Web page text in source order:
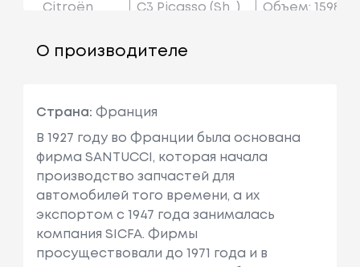
Citroën C3 Picasso (sh_)
Объем: 1598
Ость: 95 Л.с.
/ 70 КВт.
Citroën
О производителе
Страна: Франция
В 1927 году во Франции была основана
фирма SANTUCCI, которая начала
производство запчастей для
автомобилей того времени, а их
экспортом с 1947 года занималась
компания SICFA. Фирмы
просуществовали до 1971 года и в